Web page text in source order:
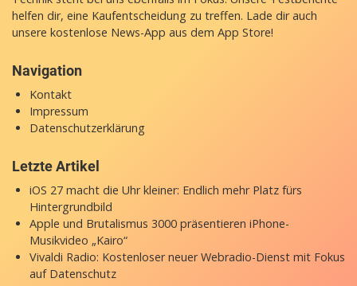
helfen dir, eine Kaufentscheidung zu treffen. Lade dir auch
unsere kostenlose News-App aus dem App Store!
Navigation
Kontakt
Impressum
Datenschutzerklärung
Letzte Artikel
iOS 27 macht die Uhr kleiner: Endlich mehr Platz fürs
Hintergrundbild
Apple und Brutalismus 3000 präsentieren iPhone-
Musikvideo „Kairo“
Vivaldi Radio: Kostenloser neuer Webradio-Dienst mit Fokus
auf Datenschutz